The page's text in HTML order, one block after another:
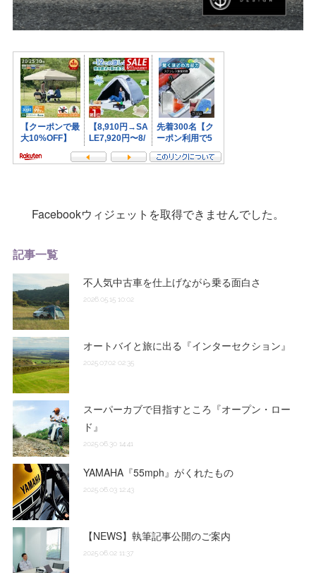
Facebookウィジェットを取得できませんでした。
記事一覧
不人気中古車を仕上げながら乗る面白さ
2026.05.15 10:02
オートバイと旅に出る『インターセクション』
2025.07.02 02:35
スーパーカブで目指すところ『オープン・ロー
ド』
2025.06.30 14:41
YAMAHA『55mph』がくれたもの
2025.06.03 12:43
【NEWS】執筆記事公開のご案内
2025.06.02 11:37